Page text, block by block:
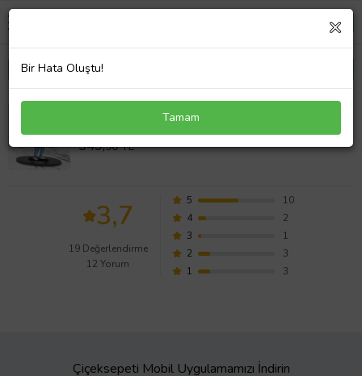
Kişiye Özel Hemşire Tasarımlı Karikatür Biblo
Değerlendirmeleri
349,90 TL
3,7
19 Değerlendirme
12 Yorum
5
10
4
2
3
1
2
3
1
3
Çiçeksepeti Mobil Uygulamamızı İndirin
Bir Hata Oluştu!
Tamam